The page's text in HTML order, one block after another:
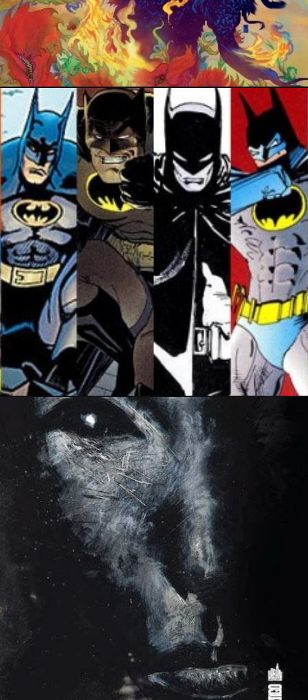
14 décembre 2014
19 juillet 2014